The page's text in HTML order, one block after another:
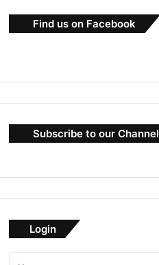
Find us on Facebook
Subscribe to our Channel
Login